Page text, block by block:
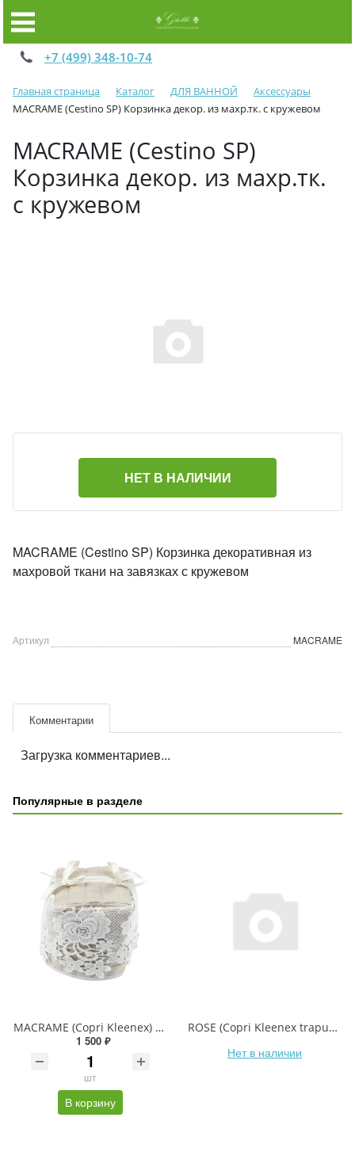
+7 (499) 348-10-74
Главная страница Каталог ДЛЯ ВАННОЙ
Аксессуары
MACRAME (Cestino SP) Корзинка декор. из махр.тк. с кружевом
MACRAME (Cestino SP)
Корзинка декор. из махр.тк.
с кружевом
НЕТ В НАЛИЧИИ
MACRAME (Cestino SP) Корзинка декоративная из
махровой ткани на завязках с кружевом
Артикул MACRAME
Комментарии
Загрузка комментариев...
Популярные в разделе
MACRAME (Copri Kleenex) Чехол для коробки (салфетницы)
1 500 ₽
шт
В корзину
ROSE (Copri Kleenex trapuntatj) Чехол для коробки (салфетницы)
Нет в наличии